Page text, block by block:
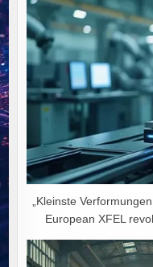
„Kleinste
European XFEL